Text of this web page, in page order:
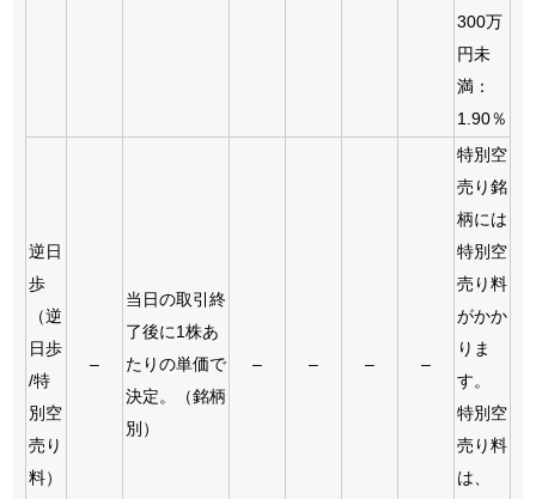
300万
円未
満：
1.90％
逆日
歩
（逆
日歩
/特
別空
売り
料）
–
当日の取引終
了後に1株あ
たりの単価で
決定。（銘柄
別）
– – – –
特別空
売り銘
柄には
特別空
売り料
がかか
りま
す。
特別空
売り料
は、